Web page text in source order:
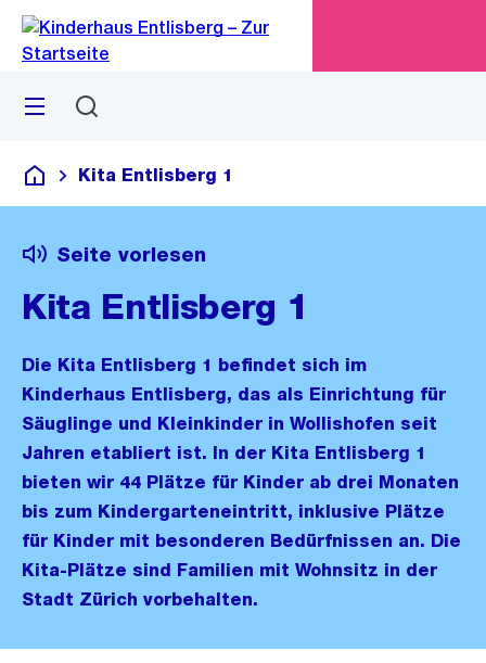
Navigation
Sprunglink
Menü
Kitas Kinderhaus Entlisberg
Kita Entlisberg 1
Seite vorlesen
Kita Entlisberg 1
Die Kita Entlisberg 1 befindet sich im
Kinderhaus Entlisberg, das als Einrichtung für
Säuglinge und Kleinkinder in Wollishofen seit
Jahren etabliert ist. In der Kita Entlisberg 1
bieten wir 44 Plätze für Kinder ab drei Monaten
bis zum Kindergarteneintritt, inklusive Plätze
für Kinder mit besonderen Bedürfnissen an. Die
Kita-Plätze sind Familien mit Wohnsitz in der
Stadt Zürich vorbehalten.